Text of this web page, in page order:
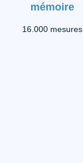
mémoire
16.000 mesures